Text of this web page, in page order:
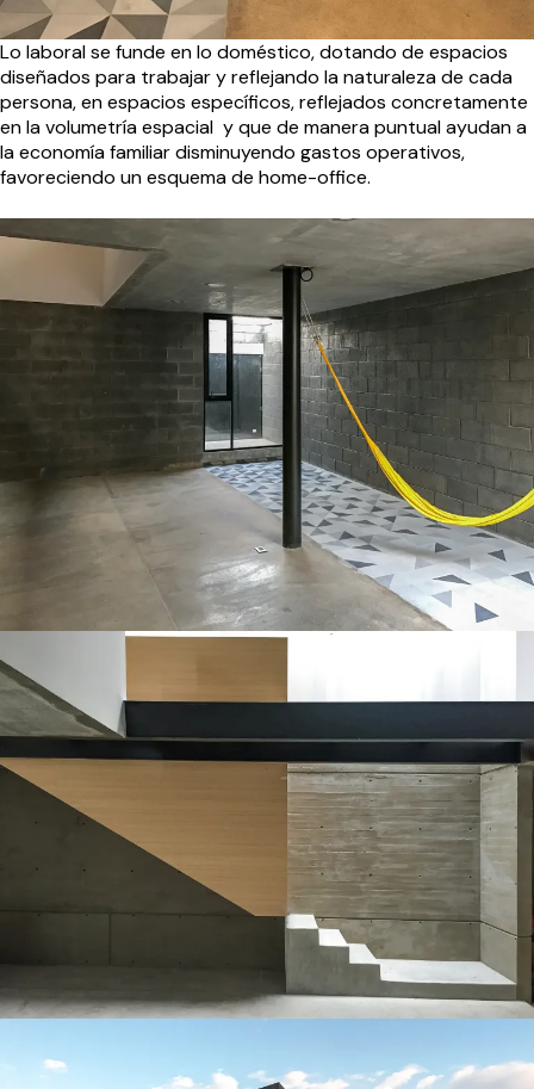
Lo laboral se funde en lo doméstico, dotando de espacios
diseñados para trabajar y reflejando la naturaleza de cada
persona, en espacios específicos, reflejados concretamente
en la volumetría espacial y que de manera puntual ayudan a
la economía familiar disminuyendo gastos operativos,
favoreciendo un esquema de home-office.